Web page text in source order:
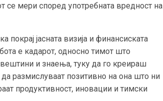
се мери според употребната вредност на
покрај јасната визија и финансиската
е кадарот, односно тимот што
и знаења, туку да го креираш
размислуваат позитивно на она што ни
продуктивност, иновации и тимски